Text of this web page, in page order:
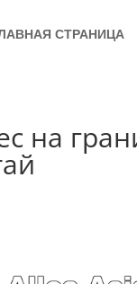
СТРАНИЦА
на